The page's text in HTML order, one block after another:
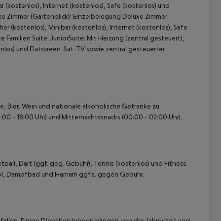
(kostenlos), Internet (kostenlos), Safe (kostenlos) und
Zimmer (Gartenblick): Einzelbelegung Deluxe Zimmer
(kostenlos), Minibar (kostenlos), Internet (kostenlos), Safe
Familien Suite: JuniorSuite: Mit Heizung (zentral gesteuert),
und Flatscreen-Sat-TV sowie zentral gesteuerter
Bier, Wein und nationale alkoholische Getränke zu
- 18:00 Uhr) und Mitternachtssnacks (00:00 - 02:00 Uhr).
Dart (ggf. geg. Gebühr), Tennis (kostenlos) und Fitness.
Dampfbad und Hamam ggfls. gegen Gebühr.